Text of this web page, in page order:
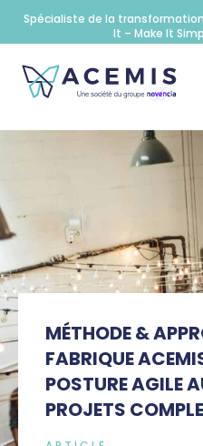
Spécialiste de la
It – Make It
MÉTHODE &
FABRIQUE
POSTURE AGILE
PROJETS